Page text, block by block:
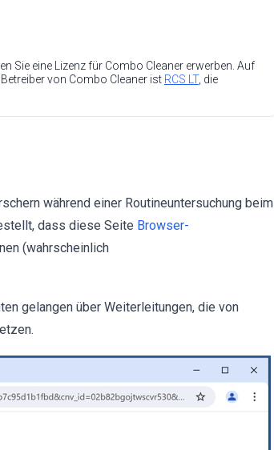
Sie eine Lizenz für Combo Cleaner erwerben. Auf
von Combo Cleaner ist RCS LT, die
während einer Routineuntersuchung beim
dass diese Seite Browser-
(wahrscheinlich
gelangen über Weiterleitungen, die von